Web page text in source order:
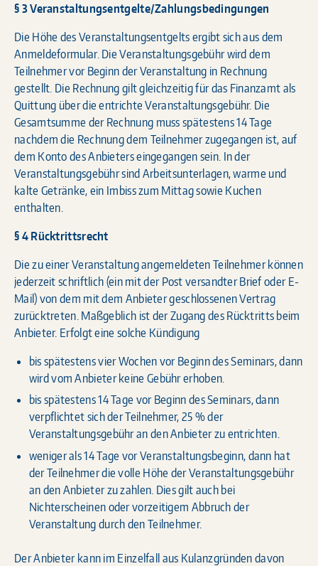
§ 3 Veranstaltungsentgelte/Zahlungsbedingungen
Die Höhe des Veranstaltungsentgelts ergibt sich aus dem
Anmeldeformular. Die Veranstaltungsgebühr wird dem
Teilnehmer vor Beginn der Veranstaltung in Rechnung
gestellt. Die Rechnung gilt gleichzeitig für das Finanzamt als
Quittung über die entrichte Veranstaltungsgebühr. Die
Gesamtsumme der Rechnung muss spätestens 14 Tage
nachdem die Rechnung dem Teilnehmer zugegangen ist, auf
dem Konto des Anbieters eingegangen sein. In der
Veranstaltungsgebühr sind Arbeitsunterlagen, warme und
kalte Getränke, ein Imbiss zum Mittag sowie Kuchen
enthalten.
§ 4 Rücktrittsrecht
Die zu einer Veranstaltung angemeldeten Teilnehmer können
jederzeit schriftlich (ein mit der Post versandter Brief oder E-
Mail) von dem mit dem Anbieter geschlossenen Vertrag
zurücktreten. Maßgeblich ist der Zugang des Rücktritts beim
Anbieter. Erfolgt eine solche Kündigung
bis spätestens vier Wochen vor Beginn des Seminars, dann
wird vom Anbieter keine Gebühr erhoben.
bis spätestens 14 Tage vor Beginn des Seminars, dann
verpflichtet sich der Teilnehmer, 25 % der
Veranstaltungsgebühr an den Anbieter zu entrichten.
weniger als 14 Tage vor Veranstaltungsbeginn, dann hat
der Teilnehmer die volle Höhe der Veranstaltungsgebühr
an den Anbieter zu zahlen. Dies gilt auch bei
Nichterscheinen oder vorzeitigem Abbruch der
Veranstaltung durch den Teilnehmer.
Der Anbieter kann im Einzelfall aus Kulanzgründen davon